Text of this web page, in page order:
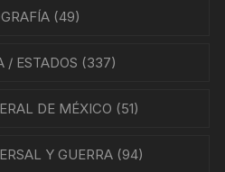
(49)
/ ESTADOS (337)
DE MÉXICO (51)
Y GUERRA (94)